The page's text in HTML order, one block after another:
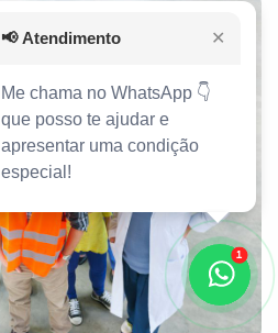
1
📢 Atendimento ✕
Me chama no WhatsApp 👇
que posso te ajudar e
apresentar uma condição
especial!